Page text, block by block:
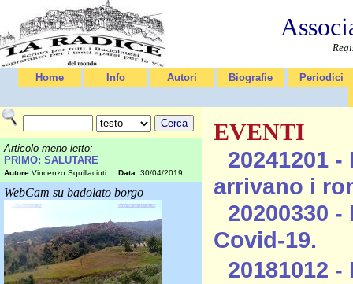
Home Info Autori Biografie Periodici
Articolo meno letto:
PRIMO: SALUTARE
Autore:Vincenzo Squillacioti Data: 30/04/2019
WebCam su badolato borgo
EVENTI
20241201
arrivano i
20200330
Covid-19.
20181012